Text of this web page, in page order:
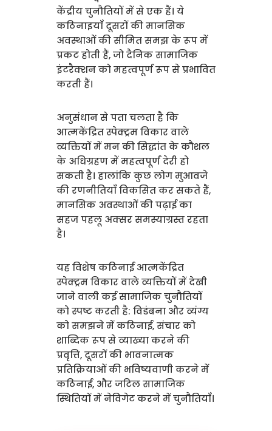
केंद्रीय चुनौतियों में से एक हैं। ये
कठिनाइयाँ दूसरों की मानसिक
अवस्थाओं की सीमित समझ के रूप में
प्रकट होती हैं, जो दैनिक सामाजिक
इंटरैक्शन को महत्वपूर्ण रूप से प्रभावित
करती हैं।
अनुसंधान से पता चलता है कि
आत्मकेंद्रित स्पेक्ट्रम विकार वाले
व्यक्तियों में मन की सिद्धांत के कौशल
के अधिग्रहण में महत्वपूर्ण देरी हो
सकती है। हालांकि कुछ लोग मुआवजे
की रणनीतियाँ विकसित कर सकते हैं,
मानसिक अवस्थाओं की पढ़ाई का
सहज पहलू अक्सर समस्याग्रस्त रहता
है।
यह विशेष कठिनाई आत्मकेंद्रित
स्पेक्ट्रम विकार वाले व्यक्तियों में देखी
जाने वाली कई सामाजिक चुनौतियों
को स्पष्ट करती है: विडंबना और व्यंग्य
को समझने में कठिनाई, संचार को
शाब्दिक रूप से व्याख्या करने की
प्रवृत्ति, दूसरों की भावनात्मक
प्रतिक्रियाओं की भविष्यवाणी करने में
कठिनाई, और जटिल सामाजिक
स्थितियों में नेविगेट करने में चुनौतियाँ।